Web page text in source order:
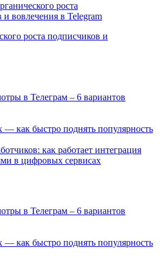
роста подписчиков и
в Телеграм – 6 вариантов
— как быстро поднять популярность
как работает интеграция
в цифровых сервисах
в Телеграм – 6 вариантов
— как быстро поднять популярность